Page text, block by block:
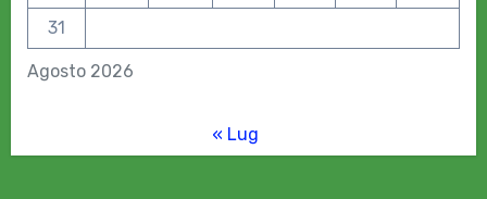
Agosto 2026
31
« Lug